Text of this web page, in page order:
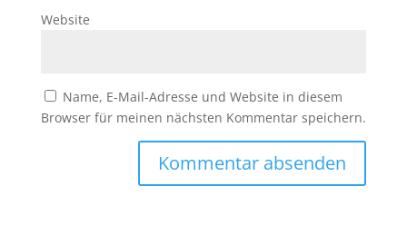
Website
Name, E-Mail-Adresse und Website in diesem
Browser für meinen nächsten Kommentar speichern.